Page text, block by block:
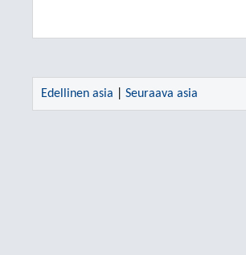
Edellinen asia Seuraava asia